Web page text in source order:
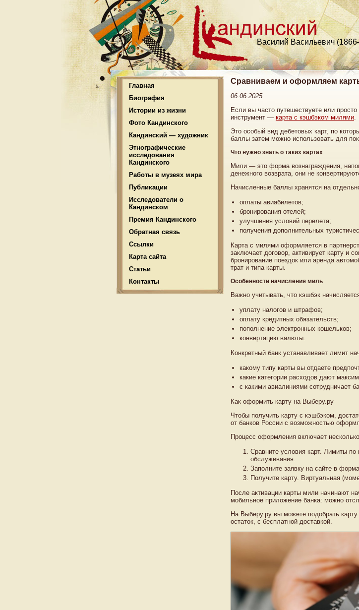
Василий Васильевич
Главная
Биография
Истории из жизни
Фото Кандинского
Кандинский — художник
Этнографические
исследования
Кандинского
Работы в музеях мира
Публикации
Исследователи о
Кандинском
Премия Кандинского
Обратная связь
Ссылки
Карта сайта
Статьи
Контакты
Сравниваем и оформляем
06.06.2025
Если вы часто путешествуете или
инструмент — карта с кэшбэком милями.
Это особый вид дебетовых карт, по
баллы затем можно использовать для
Что нужно знать о таких картах
Мили — это форма вознаграждения,
денежного возврата, они не
Начисленные баллы хранятся на
оплаты авиабилетов;
бронирования отелей;
улучшения условий перелета;
получения дополнительных
Карта с милями оформляется в
заключает договор, активирует карту и
бронирование поездок или аренда
трат и типа карты.
Особенности начисления миль
Важно учитывать, что кэшбэк
уплату налогов и штрафов;
оплату кредитных обязательств;
пополнение электронных кошельков;
конвертацию валюты.
Конкретный банк устанавливает лимит
какому типу карты вы отдаете
какие категории расходов дают
с какими авиалиниями сотрудничает
Как оформить карту на Выберу.ру
Чтобы получить карту с кэшбэком,
от банков России с возможностью
Процесс оформления включает
Сравните условия карт. Лимиты
обслуживания.
Заполните заявку на сайте в
Получите карту. Виртуальная
После активации карты мили начинают
мобильное приложение банка: можно
На Выберу.ру вы можете подобрать
остаток, с бесплатной доставкой.